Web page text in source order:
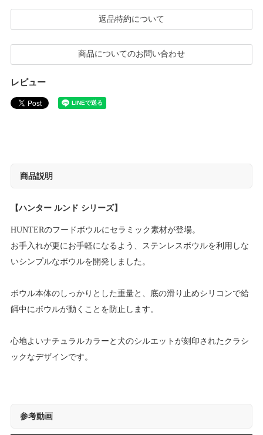
返品特約について
商品についてのお問い合わせ
レビュー
商品説明
【ハンター ルンド シリーズ】
HUNTERのフードボウルにセラミック素材が登場。
お手入れが更にお手軽になるよう、ステンレスボウルを利用しな
いシンプルなボウルを開発しました。
ボウル本体のしっかりとした重量と、底の滑り止めシリコンで給
餌中にボウルが動くことを防止します。
心地よいナチュラルカラーと犬のシルエットが刻印されたクラシ
ックなデザインです。
参考動画